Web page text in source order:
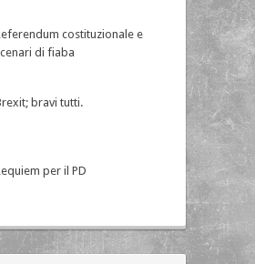
costituzionale e
di fiaba
bravi tutti.
per il PD